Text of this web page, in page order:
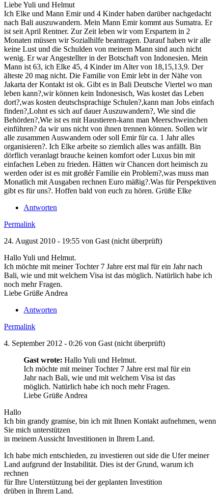
Liebe Yuli und Helmut
Ich Elke und Mann Emir und 4 Kinder haben darüber nachgedacht
nach Bali auszuwandern. Mein Mann Emir kommt aus Sumatra. Er
ist seit April Rentner. Zur Zeit leben wir vom Erspartem in 2
Monaten müssen wir Sozialhilfe beantragen. Darauf haben wir alle
keine Lust und die Schulden von meinem Mann sind auch nicht
wenig. Er war Angestellter in der Botschaft von Indonesien. Mein
Mann ist 63, ich Elke 45, 4 Kinder im Alter von 18,15,13,9. Der
älteste 20 mag nicht. Die Familie von Emir lebt in der Nähe von
Jakarta der Kontakt ist ok. Gibt es in Bali Deutsche Viertel wo man
leben kann?,wir können kein Indonesisch, Was kostet das Leben
dort?,was kosten deutschsprachige Schulen?,kann man Jobs einfach
finden?,Lohnt es sich auf dauer Auszuwandern?, Wie sind die
Behörden?,Wie ist es mit Haustieren-kann man Meerschweinchen
einführen? da wir uns nicht von ihnen trennen können. Sollen wir
alle zusammen Auswandern oder soll Emir für ca. 1 Jahr alles
organisieren?. Ich Elke arbeite so ziemlich alles was anfällt. Bin
dörflich veranlagt brauche keinen komfort oder Luxus bin mit
einfachen Leben zu frieden. Hätten wir Chancen dort heimisch zu
werden oder ist es mit großér Familie ein Problem?,was muss man
Monatlich mit Ausgaben rechnen Euro mäßig?.Was für Perspektiven
gibt es für uns?. Hoffen bald von euch zu hören. Grüße Elke
Antworten
Permalink
24. August 2010 - 19:55 von Gast (nicht überprüft)
Hallo Yuli und Helmut.
Ich möchte mit meiner Tochter 7 Jahre erst mal für ein Jahr nach
Bali, wie und mit welchem Visa ist das möglich. Natürlich habe ich
noch mehr Fragen.
Liebe Grüße Andrea
Antworten
Permalink
4. September 2012 - 0:26 von Gast (nicht überprüft)
Gast wrote: Hallo Yuli und Helmut.
Ich möchte mit meiner Tochter 7 Jahre erst mal für ein
Jahr nach Bali, wie und mit welchem Visa ist das
möglich. Natürlich habe ich noch mehr Fragen.
Liebe Grüße Andrea
Hallo
Ich bin grandy gramise, bin ich mit Ihnen Kontakt aufnehmen, wenn
Sie mich unterstützen
in meinem Aussicht Investitionen in Ihrem Land.
Ich habe mich entschieden, zu investieren out side die Ufer meiner
Land aufgrund der Instabilität. Dies ist der Grund, warum ich
rechnen
für Ihre Unterstützung bei der geplanten Investition
drüben in Ihrem Land.